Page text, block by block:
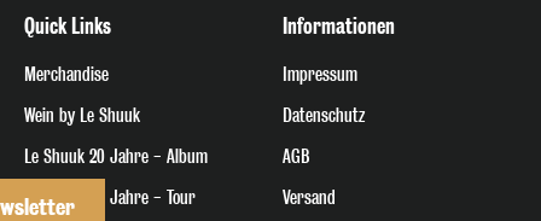
Quick Links
Merchandise
Wein by Le Shuuk
Le Shuuk 20 Jahre - Album
Le Shuuk 20 Jahre - Tour
Informationen
Impressum
Datenschutz
AGB
Versand